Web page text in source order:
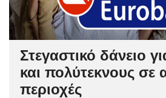
Στεγαστικό δάνειο
και πολύτεκνους σε
περιοχές